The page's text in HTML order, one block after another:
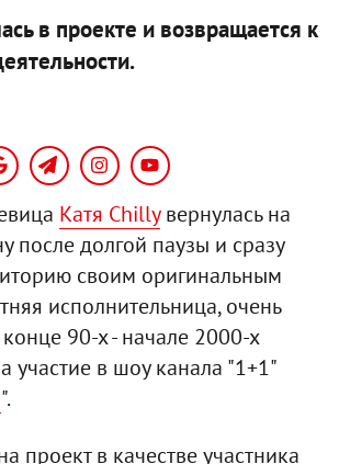
в проекте и возвращается к
Катя Chillyвернулась на
после долгой паузы и сразу
своим оригинальным
исполнительница, очень
90-х - начале 2000-х
участие в шоу канала "1+1"
".
проект в качестве участника